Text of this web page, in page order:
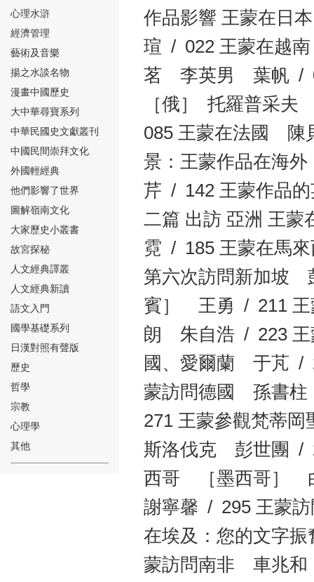
⑮
⑯
⑰
⑱
心理水滸
經濟管理
藝術及音樂
揚之水談名物
漫畫中國歷史
大中華尋寶系列
中華民國史文獻叢刊
中國民間崇拜文化
外國輕經典
他們影響了世界
圖解嶺南文化
大家歷史小叢書
故宮探秘
人文經典譯叢
人文經典新讀
語文入門
國學基礎系列
日漢對照有聲版
歷史
哲學
宗教
心理學
其他
作品影響 王蒙在日
瑄 / 022 王蒙在越
茗 李英男 葉帆 /
［俄］ 托羅普采
085 王蒙在法國
景：王蒙作品在海
芹 / 142 王蒙作品
二篇 出訪 亞洲 王
霓 / 185 王蒙在馬
第六次訪問新加坡
賓］ 王勇 / 211 王
朗 朱自浩 / 223 王
國、愛爾蘭 于芃 /
蒙訪問德國 孫書
271 王蒙參觀梵蒂
斯洛伐克 彭世團 /
西哥 ［墨西哥］
謝寧馨 / 295 王蒙
在埃及：您的文字
蒙訪問南非 車兆和